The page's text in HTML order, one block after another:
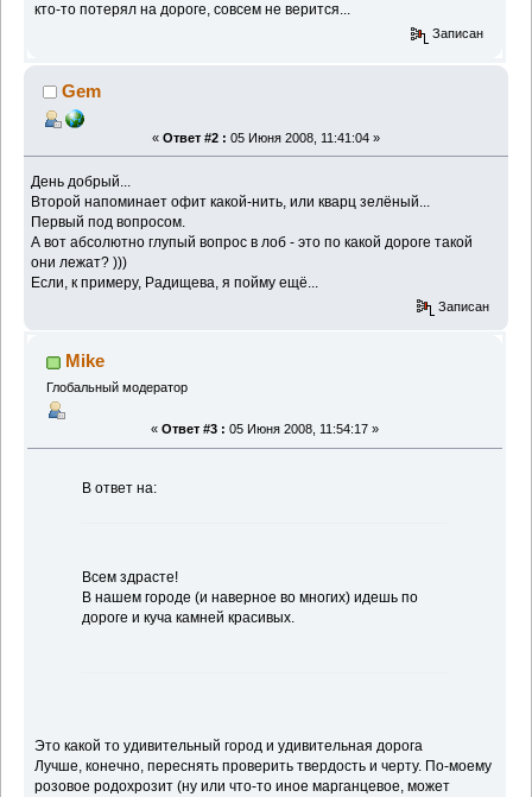
кто-то потерял на дороге, совсем не верится...
Записан
Gem
« Ответ #2 : 05 Июня 2008, 11:41:04 »
День добрый...
Второй напоминает офит какой-нить, или кварц зелёный...
Первый под вопросом.
А вот абсолютно глупый вопрос в лоб - это по какой дороге такой
они лежат? )))
Если, к примеру, Радищева, я пойму ещё...
Записан
Mike
Глобальный модератор
« Ответ #3 : 05 Июня 2008, 11:54:17 »
В ответ на:
Всем здрасте!
В нашем городе (и наверное во многих) идешь по
дороге и куча камней красивых.
Это какой то удивительный город и удивительная дорога
Лучше, конечно, переснять проверить твердость и черту. По-моему
розовое родохрозит (ну или что-то иное марганцевое, может